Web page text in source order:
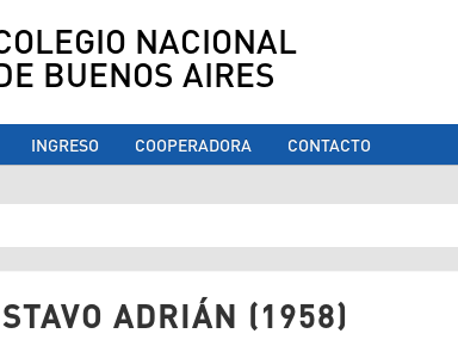
NACIONAL
BUENOS AIRES
INGRESO COOPERADORA CONTACTO
usted aquí
ADRIÁN (1958)